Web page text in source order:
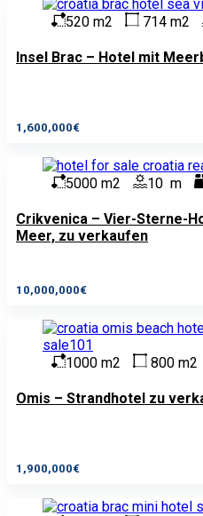
520 m2 714 m2
Insel Brac – Hotel mit
1,600,000€
5000 m2 10 m
Crikvenica – Vier-Sterne-
Meer, zu verkaufen
10,000,000€
1000 m2 800 m2
Omis – Strandhotel zu
1,900,000€